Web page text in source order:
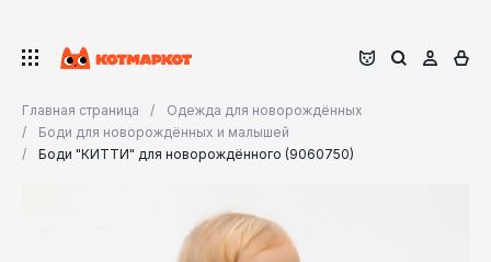
Главная страница
Одежда для новорождённых
Боди для новорождённых и малышей
Боди "КИТТИ" для новорождённого (9060750)